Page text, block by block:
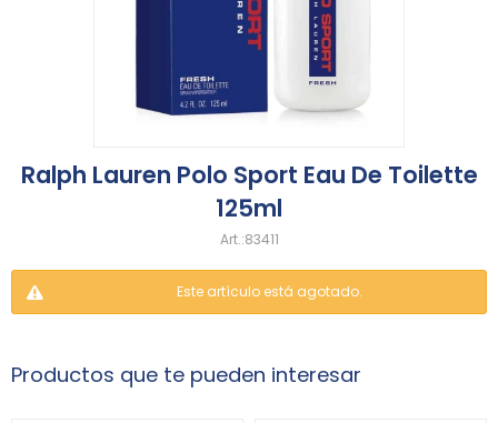
Ralph Lauren Polo Sport Eau De Toilette
125ml
83411
Este artículo está agotado.
Productos que te pueden interesar